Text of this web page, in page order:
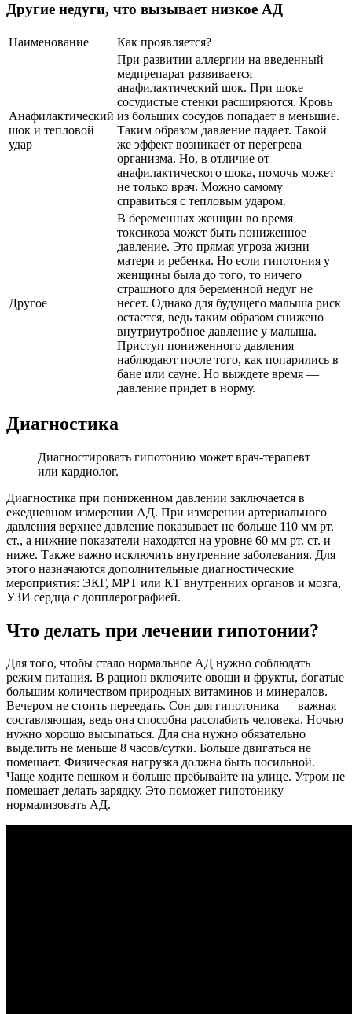
Другие недуги, что вызывает низкое АД
Наименование Как проявляется?
Анафилактический
шок и тепловой
удар
При развитии аллергии на введенный
медпрепарат развивается
анафилактический шок. При шоке
сосудистые стенки расширяются. Кровь
из больших сосудов попадает в меньшие.
Таким образом давление падает. Такой
же эффект возникает от перегрева
организма. Но, в отличие от
анафилактического шока, помочь может
не только врач. Можно самому
справиться с тепловым ударом.
Другое
В беременных женщин во время
токсикоза может быть пониженное
давление. Это прямая угроза жизни
матери и ребенка. Но если гипотония у
женщины была до того, то ничего
страшного для беременной недуг не
несет. Однако для будущего малыша риск
остается, ведь таким образом снижено
внутриутробное давление у малыша.
Приступ пониженного давления
наблюдают после того, как попарились в
бане или сауне. Но выждете время —
давление придет в норму.
Диагностика
Диагностировать гипотонию может врач-терапевт
или кардиолог.
Диагностика при пониженном давлении заключается в
ежедневном измерении АД. При измерении артериального
давления верхнее давление показывает не больше 110 мм рт.
ст., а нижние показатели находятся на уровне 60 мм рт. ст. и
ниже. Также важно исключить внутренние заболевания. Для
этого назначаются дополнительные диагностические
мероприятия: ЭКГ, МРТ или КТ внутренних органов и мозга,
УЗИ сердца с допплерографией.
Что делать при лечении гипотонии?
Для того, чтобы стало нормальное АД нужно соблюдать
режим питания. В рацион включите овощи и фрукты, богатые
большим количеством природных витаминов и минералов.
Вечером не стоить переедать. Сон для гипотоника — важная
составляющая, ведь она способна расслабить человека. Ночью
нужно хорошо высыпаться. Для сна нужно обязательно
выделить не меньше 8 часов/сутки. Больше двигаться не
помешает. Физическая нагрузка должна быть посильной.
Чаще ходите пешком и больше пребывайте на улице. Утром не
помешает делать зарядку. Это поможет гипотонику
нормализовать АД.